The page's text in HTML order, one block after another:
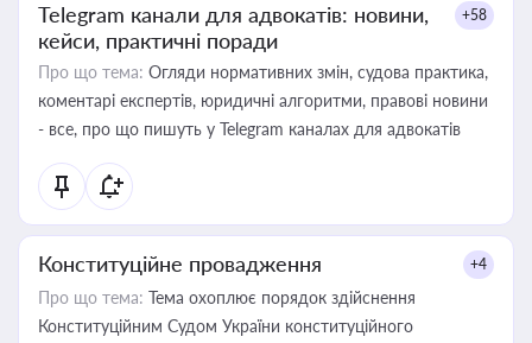
Telegram канали для адвокатів: новини,
кейси, практичні поради
+58
Про що тема: Огляди нормативних змін, судова практика,
коментарі експертів, юридичні алгоритми, правові новини
- все, про що пишуть у Telegram каналах для адвокатів
Конституційне провадження +4
Про що тема: Тема охоплює порядок здійснення
Конституційним Судом України конституційного